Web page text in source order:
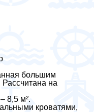
большим
на
8,5 м².
кроватями,